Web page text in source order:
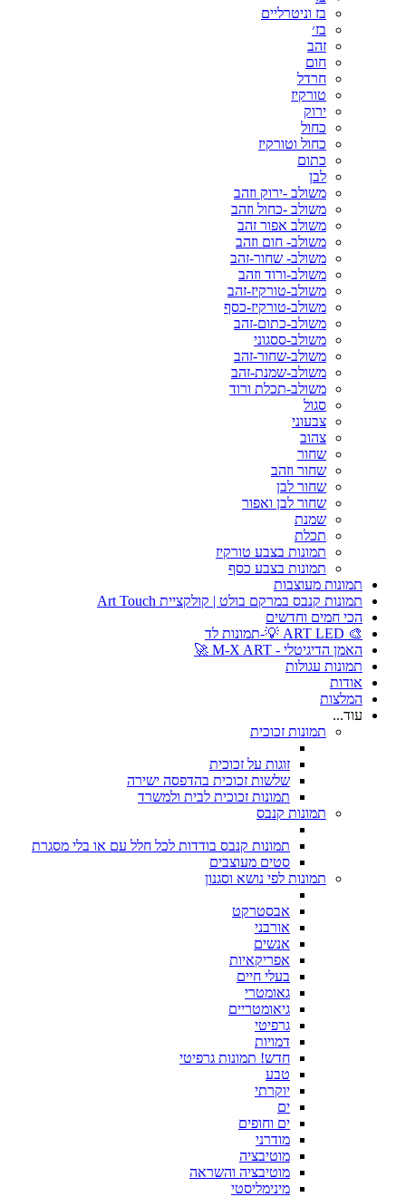
בז וניטרליים
בז׳
זהב
חום
חרדל
טורקיז
ירוק
כחול
כחול וטורקיז
כתום
לבן
משולב -ירוק וזהב
משולב -כחול וזהב
משולב אפור זהב
משולב- חום וזהב
משולב- שחור-זהב
משולב-ורוד וזהב
משולב-טורקיז-זהב
משולב-טורקיז-כסף
משולב-כתום-זהב
משולב-ססגוני
משולב-שחור-זהב
משולב-שמנת-זהב
משולב-תכלת ורוד
סגול
צבעוני
צהוב
שחור
שחור וזהב
שחור לבן
שחור לבן ואפור
שמנת
תכלת
תמונות בצבע טורקיז
תמונות בצבע כסף
תמונות מעוצבות
תמונות קנבס במרקם בולט | קולקציית Art Touch
הכי חמים וחדשים
🎨 ART LED 💡-תמונות לד
האמן הדיגיטלי - M-X ART 🚀
תמונות עגולות
אודות
המלצות
עוד...
תמונות זכוכית
זוגות על זכוכית
שלשות זכוכית בהדפסה ישירה
תמונות זכוכית לבית ולמשרד
תמונות קנבס
תמונות קנבס בודדות לכל חלל עם או בלי מסגרת
סטים מעוצבים
תמונות לפי נושא וסגנון
אבסטרקט
אורבני
אנשים
אפריקאיות
בעלי חיים
גאומטרי
גיאומטריים
גרפיטי
דמויות
חדש! תמונות גרפיטי
טבע
יוקרתי
ים
ים וחופים
מודרני
מוטיבציה
מוטיבציה והשראה
מינימליסטי